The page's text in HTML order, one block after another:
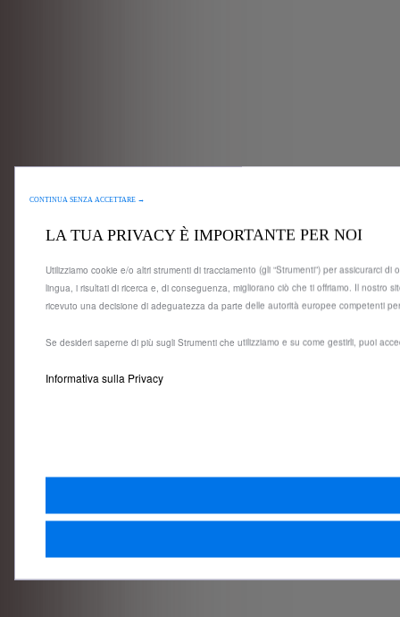
CONTINUA SENZA ACCETTARE →
LA TUA PRIVACY È IMPORTANTE PER NOI
Utilizziamo cookie e/o altri strumenti di tracciamento (gli “Strumenti”) per assicurarci
lingua, i risultati di ricerca e, di conseguenza, migliorano ciò che ti offriamo. Il
ricevuto una decisione di adeguatezza da parte delle autorità europee competenti
Se desideri saperne di più sugli Strumenti che utilizziamo e su come gestirli, puoi
Informativa sulla Privacy